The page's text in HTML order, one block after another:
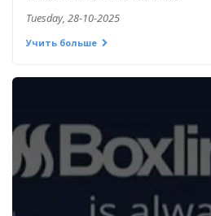
Tuesday, 28-10-2025
Учить больше